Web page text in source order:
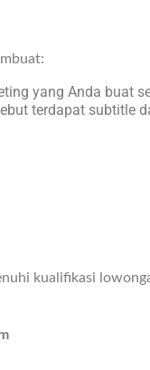
yang Anda buat
terdapat subtitle
kualifikasi